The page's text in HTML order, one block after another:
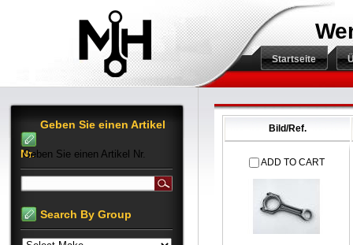
Startseite
Bild/Ref.
ADD TO CART
Geben Sie einen Artikel
Nr.
Geben Sie einen Artikel Nr.
Search By Group